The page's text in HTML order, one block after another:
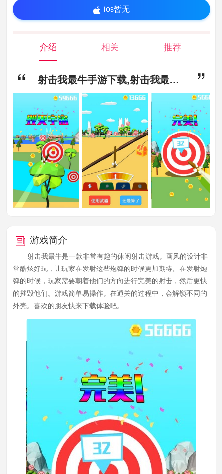
ios暂无
介绍 相关 推荐
射击我最牛手游下载,射击我最牛安卓正式版下载
游戏简介
射击我最牛是一款非常有趣的休闲射击游戏。画风的设计非
常酷炫好玩，让玩家在发射这些炮弹的时候更加期待。在发射炮
弹的时候，玩家需要朝着他们的方向进行完美的射击，然后更快
的摧毁他们。游戏简单易操作。在通关的过程中，会解锁不同的
外壳。喜欢的朋友快来下载体验吧。